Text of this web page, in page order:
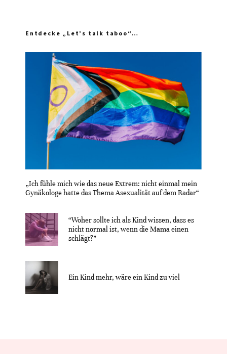
Entdecke „Let’s talk taboo“…
„Ich fühle mich wie das neue Extrem: nicht einmal mein
Gynäkologe hatte das Thema Asexualität auf dem Radar“
“Woher sollte ich als Kind wissen, dass es
nicht normal ist, wenn die Mama einen
schlägt?”
Ein Kind mehr, wäre ein Kind zu viel